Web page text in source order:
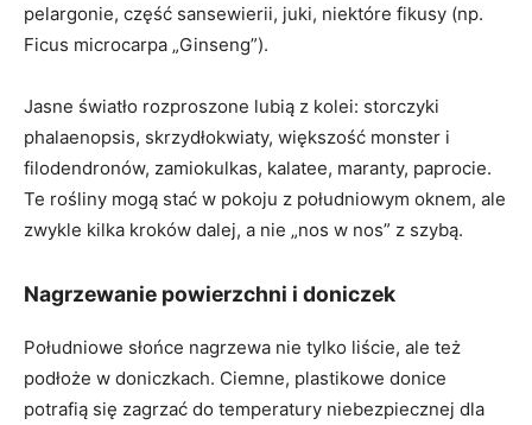
pelargonie, część sansewierii, juki, niektóre fikusy (np.
Ficus microcarpa „Ginseng”).
Jasne światło rozproszone lubią z kolei: storczyki
phalaenopsis, skrzydłokwiaty, większość monster i
filodendronów, zamiokulkas, kalatee, maranty, paprocie.
Te rośliny mogą stać w pokoju z południowym oknem, ale
zwykle kilka kroków dalej, a nie „nos w nos” z szybą.
Nagrzewanie powierzchni i doniczek
Południowe słońce nagrzewa nie tylko liście, ale też
podłoże w doniczkach. Ciemne, plastikowe donice
potrafią się zagrzać do temperatury niebezpiecznej dla